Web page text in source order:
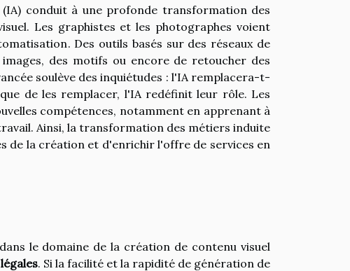
conduit à une profonde transformation des
Les graphistes et les photographes voient
Des outils basés sur des réseaux de
des motifs ou encore de retoucher des
soulève des inquiétudes : l'IA remplacera-t-
de les remplacer, l'IA redéfinit leur rôle. Les
compétences, notamment en apprenant à
Ainsi, la transformation des métiers induite
de la création et d'enrichir l'offre de services en
le domaine de la création de contenu visuel
. Si la facilité et la rapidité de génération de